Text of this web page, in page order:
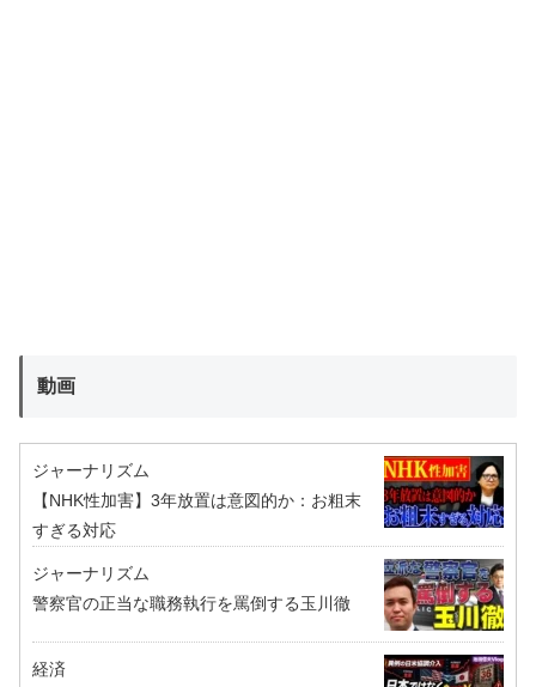
動画
ジャーナリズム
【NHK性加害】3年放置は意図的か：お粗末
すぎる対応
ジャーナリズム
警察官の正当な職務執行を罵倒する玉川徹
経済